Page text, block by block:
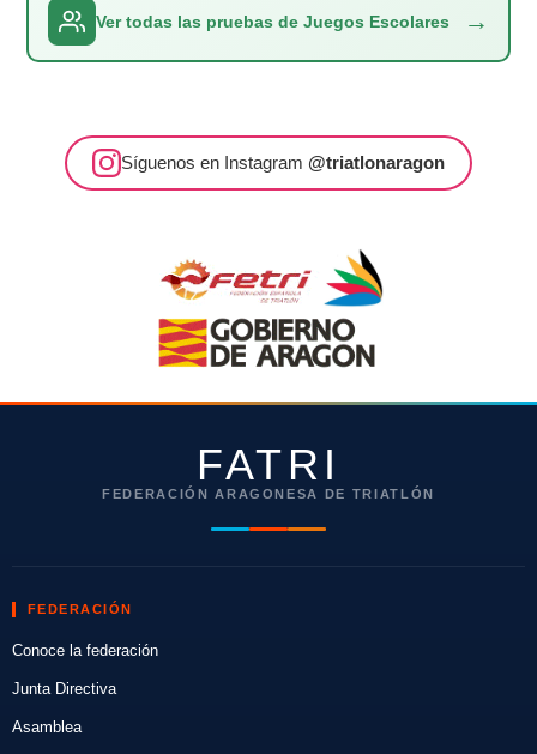
Ver todas las pruebas de Juegos Escolares →
Síguenos en Instagram @triatlonaragon
FATRI
FEDERACIÓN ARAGONESA DE TRIATLÓN
FEDERACIÓN
Conoce la federación
Junta Directiva
Asamblea